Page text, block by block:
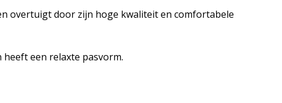
overtuigt door zijn hoge kwaliteit en comfortabele
een relaxte pasvorm.